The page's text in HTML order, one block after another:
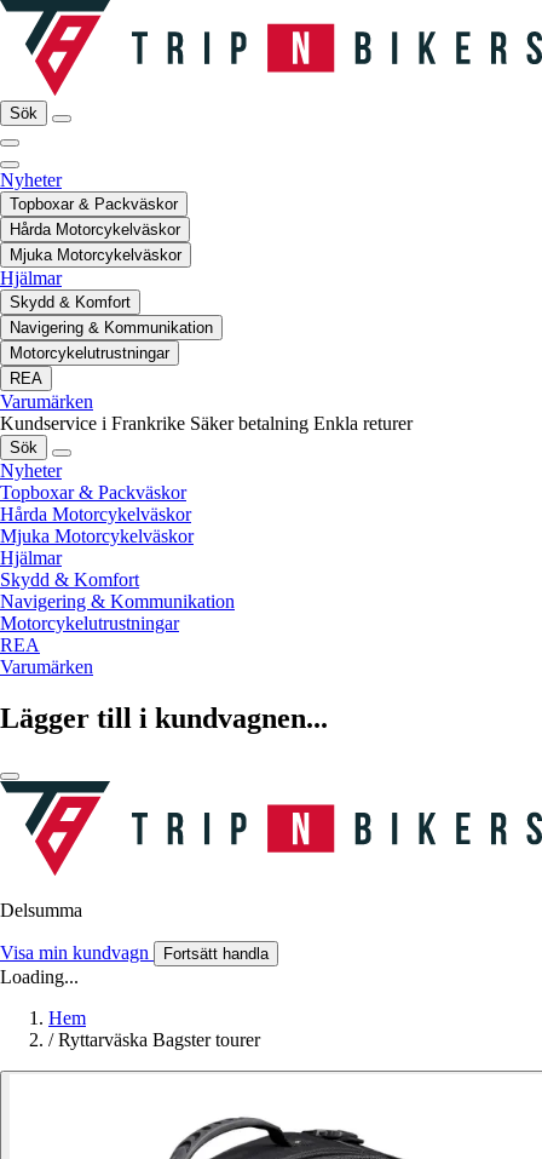
Sök
Nyheter
Topboxar & Packväskor
Hårda Motorcykelväskor
Mjuka Motorcykelväskor
Hjälmar
Skydd & Komfort
Navigering & Kommunikation
Motorcykelutrustningar
REA
Varumärken
Kundservice i Frankrike Säker betalning Enkla returer
Sök
Nyheter
Topboxar & Packväskor
Hårda Motorcykelväskor
Mjuka Motorcykelväskor
Hjälmar
Skydd & Komfort
Navigering & Kommunikation
Motorcykelutrustningar
REA
Varumärken
Lägger till i kundvagnen...
Delsumma
Visa min kundvagn Fortsätt handla
Loading...
Hem
/ Ryttarväska Bagster tourer